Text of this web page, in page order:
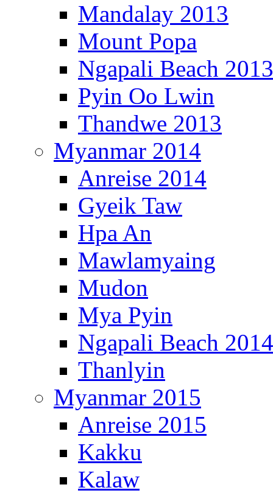
Mandalay 2013
Mount Popa
Ngapali Beach 2013
Pyin Oo Lwin
Thandwe 2013
Myanmar 2014
Anreise 2014
Gyeik Taw
Hpa An
Mawlamyaing
Mudon
Mya Pyin
Ngapali Beach 2014
Thanlyin
Myanmar 2015
Anreise 2015
Kakku
Kalaw